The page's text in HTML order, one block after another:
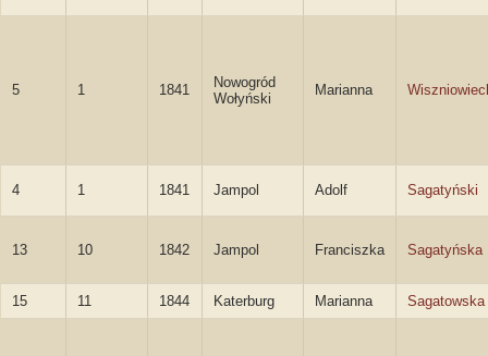
5 1 1841
Nowogród
Wołyński
Marianna
4 1 1841 Jampol Adolf Sagatyński
13 10 1842 Jampol Franciszka Sagatyńska
15 11 1844 Katerburg Marianna Sagatowska